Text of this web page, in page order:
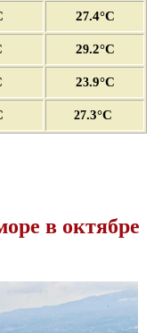
27.4°C
29.2°C
23.9°C
27.3°C
в октябре